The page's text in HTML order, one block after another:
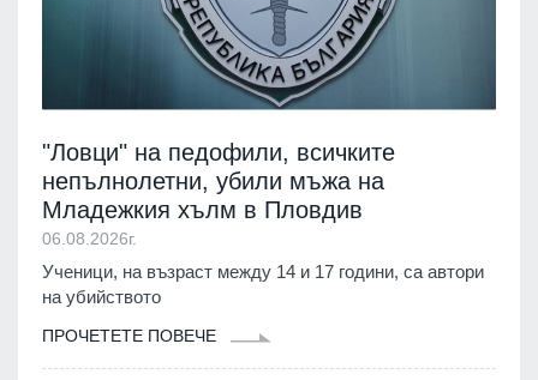
"Ловци" на педофили, всичките
непълнолетни, убили мъжа на
Младежкия хълм в Пловдив
06.08.2026г.
Ученици, на възраст между 14 и 17 години, са автори
на убийството
ПРОЧЕТЕТЕ ПОВЕЧЕ